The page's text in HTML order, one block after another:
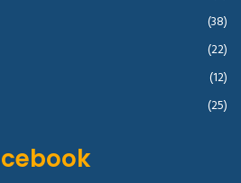
(38)
(22)
(12)
(25)